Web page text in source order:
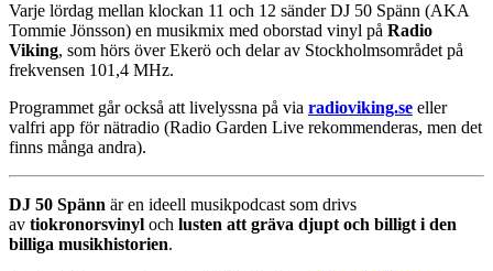
Varje lördag mellan klockan 11 och 12 sänder DJ 50 Spänn (AKA
Tommie Jönsson) en musikmix med oborstad vinyl på Radio
Viking, som hörs över Ekerö och delar av Stockholmsområdet på
frekvensen 101,4 MHz.
Programmet går också att livelyssna på via radioviking.se eller
valfri app för nätradio (Radio Garden Live rekommenderas, men det
finns många andra).
DJ 50 Spänn är en ideell musikpodcast som drivs
av tiokronorsvinyl och lusten att gräva djupt och billigt i den
billiga musikhistorien.